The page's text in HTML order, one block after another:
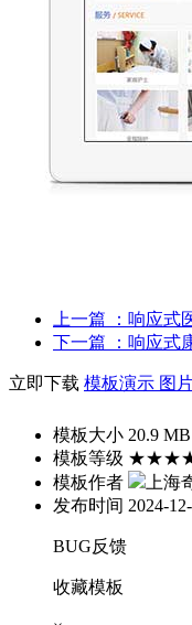
上一篇
：响应式
下一篇
：响应式
立即下载 模板演示 图
模板大小 20.9 MB
模板等级
模板作者
上海
发布时间 2024-
BUG反馈
收藏模板